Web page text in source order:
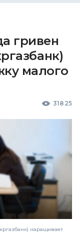
гривен
малого
31825
наращивает